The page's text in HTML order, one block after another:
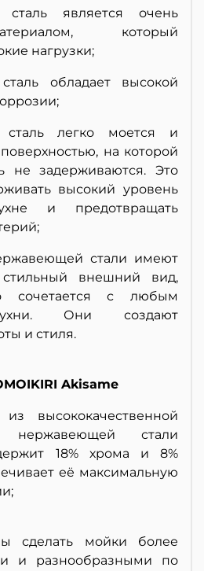
является очень
который
нагрузки;
обладает высокой
легко моется и
на которой
не задерживаются. Это
высокий уровень
и предотвращать
стали имеют
внешний вид,
сочетается с любым
Они создают
и стиля.
Akisame
высококачественной
нержавеющей стали
18% хрома и 8%
её максимальную
сделать мойки более
и разнообразными по